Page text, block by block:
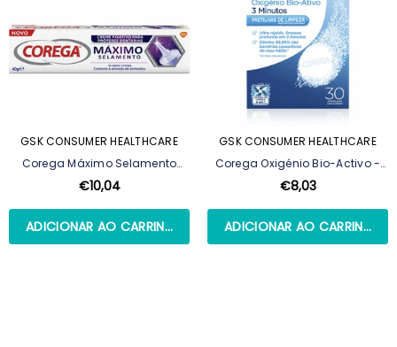
GSK CONSUMER HEALTHCARE
Corega Máximo Selamento
Creme Fixador Para Prótese
€10,04
ADICIONAR AO CARRINHO
GSK CONSUMER HEALTHCARE
Corega Oxigénio Bio-Activo -
30 Pastilhas
€8,03
ADICIONAR AO CARRINHO